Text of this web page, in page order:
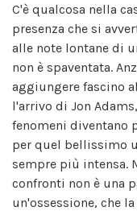
C'è qualcosa nella
presenza che si
alle note lontane di
non è spaventata.
aggiungere fascino
l'arrivo di Jon
fenomeni diventano
per quel bellissimo
sempre più intensa.
confronti non è una
un'ossessione, che